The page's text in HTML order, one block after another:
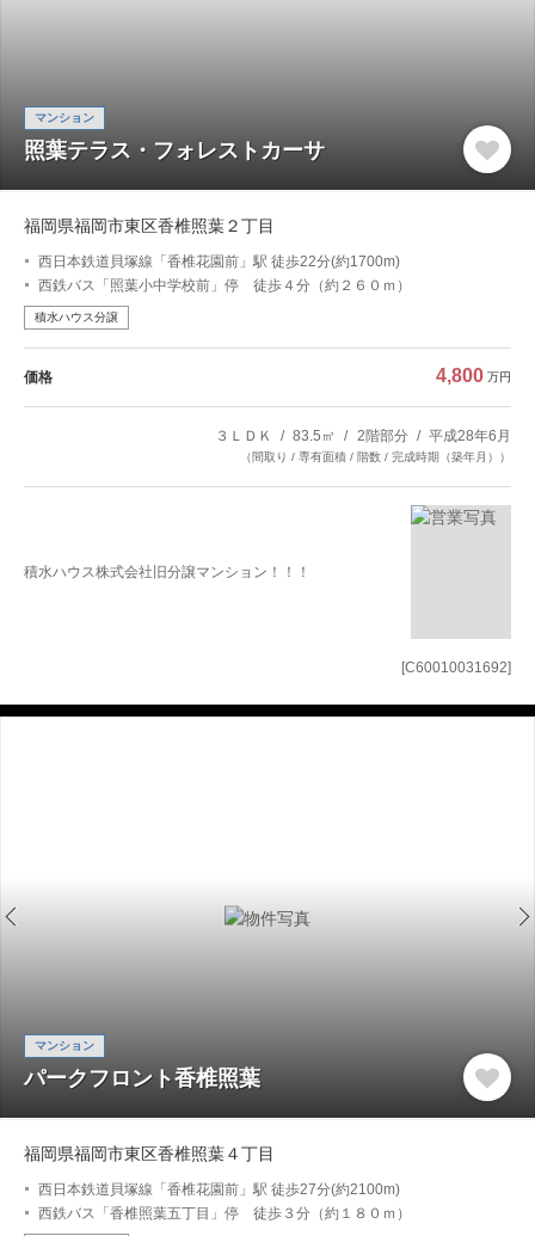
[C60010031692]
マンション
照葉テラス・フォレストカーサ
福岡県福岡市東区香椎照葉２丁目
西日本鉄道貝塚線「香椎花園前」駅 徒歩22分(約1700m)
西鉄バス「照葉小中学校前」停 徒歩４分（約２６０ｍ）
積水ハウス分譲
価格 4,800 万円
３ＬＤＫ 83.5㎡ 2階部分 平成28年6月
（間取り / 専有面積 / 階数 / 完成時期（築年月））
積水ハウス株式会社旧分譲マンション！！！
マンション
パークフロント香椎照葉
福岡県福岡市東区香椎照葉４丁目
西日本鉄道貝塚線「香椎花園前」駅 徒歩27分(約2100m)
西鉄バス「香椎照葉五丁目」停 徒歩３分（約１８０ｍ）